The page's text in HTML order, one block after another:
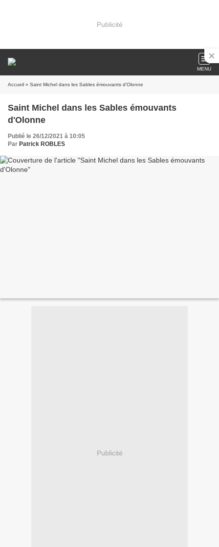
Publicité
MENU
Accueil » Saint Michel dans les Sables émouvants d'Olonne
Saint Michel dans les Sables émouvants
d'Olonne
Publié le 26/12/2021 à 10:05
Par Patrick ROBLES
Publicité